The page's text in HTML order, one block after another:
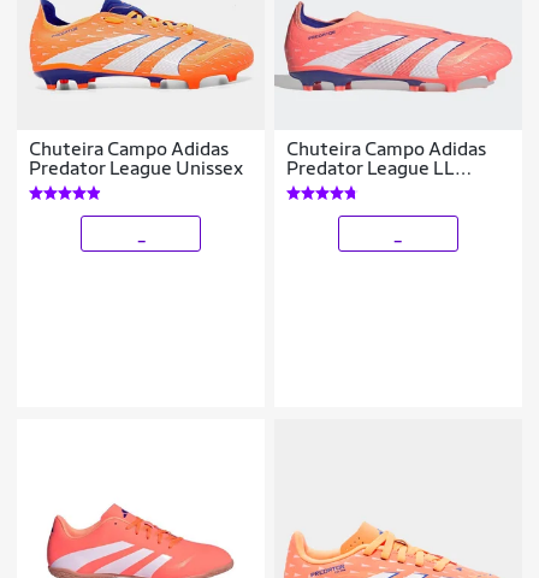
Chuteira Campo Adidas
Predator League Unissex
Chuteira Campo Adidas
Predator League LL
Unissex